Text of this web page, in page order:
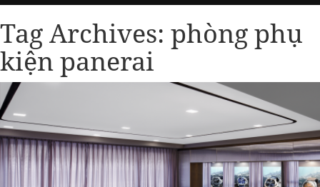
Tag Archives: phòng phụ
kiện panerai